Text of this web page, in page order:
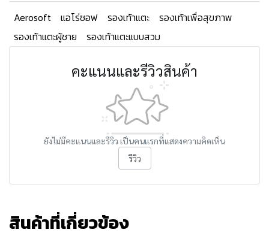
Aerosoft แอโร่ซอฟ รองเท้าแตะ
รองเท้าเพื่อสุขภาพ
รองเท้าแตะผู้ชาย
รองเท้าแตะแบบสวม
คะแนนและรีวิวสินค้า
ยังไม่มีคะแนนและรีวิว เป็นคนแรกที่แสดงความคิดเห็น
รีวิว
สินค้าที่เกี่ยวข้อง